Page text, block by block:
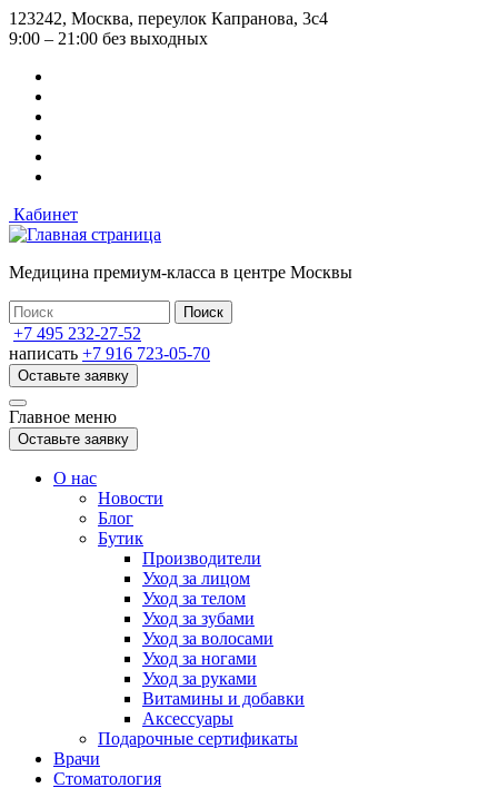
Перейти
к
содержанию
123242, Москва, переулок Капранова, 3с4
9:00 – 21:00 без выходных
Кабинет
Медицина премиум-класса в центре Москвы
+7 495 232-27-52
написать +7 916 723-05-70
Оставьте заявку
Главное меню
Оставьте заявку
О нас
Новости
Блог
Бутик
Производители
Уход за лицом
Уход за телом
Уход за зубами
Уход за волосами
Уход за ногами
Уход за руками
Витамины и добавки
Аксессуары
Подарочные сертификаты
Врачи
Стоматология